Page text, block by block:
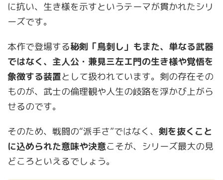
に抗い、生き様を示すというテーマが貫かれたシリ
ーズです。
本作で登場する秘剣「鳥刺し」もまた、単なる武器
ではなく、主人公・兼見三左エ門の生き様や覚悟を
象徴する装置として扱われています。剣の存在その
ものが、武士の倫理観や人生の岐路を浮かび上がら
せるのです。
そのため、戦闘の“派手さ”ではなく、 剣を抜くこと
に込められた意味や決意こそが、シリーズ最大の見
どころといえるでしょう。